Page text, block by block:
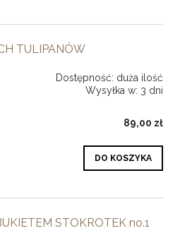
TULIPANÓW
Dostępność: duża ilość
Wysyłka w: 3 dni
89,00 zł
DO KOSZYKA
STOKROTEK no.1